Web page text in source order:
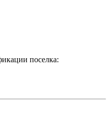
поселка: